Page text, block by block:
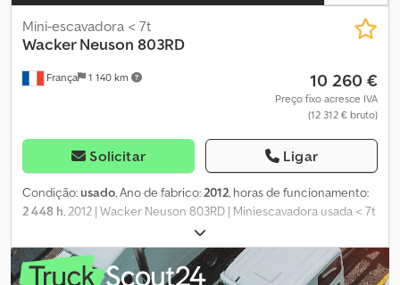
França 1 140 km
Mini-escavadora < 7t
Wacker Neuson 803RD
10 260 €
Preço fixo acresce IVA
(12 312 € bruto)
Solicitar Ligar
Condição:usado, Ano de fabrico:2012, horas de funcionamento:
2 448 h, 2012 | Wacker Neuson 803RD | Miniescavadora usada < 7t
| 2448 horas 📍Localização: França 🚛 Entrega disponível no seu
destino – Utilize a nossa calculadora de frete para estimar os
custos de transporte! 💰 Compre agora por 10300 EUR ou faça